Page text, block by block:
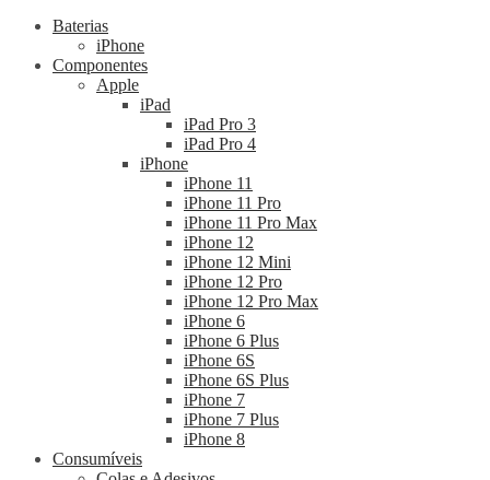
Baterias
iPhone
Componentes
Apple
iPad
iPad Pro 3
iPad Pro 4
iPhone
iPhone 11
iPhone 11 Pro
iPhone 11 Pro Max
iPhone 12
iPhone 12 Mini
iPhone 12 Pro
iPhone 12 Pro Max
iPhone 6
iPhone 6 Plus
iPhone 6S
iPhone 6S Plus
iPhone 7
iPhone 7 Plus
iPhone 8
Consumíveis